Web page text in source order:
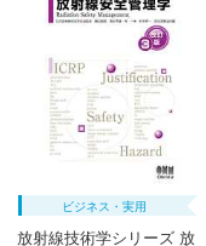
ビジネス・実用
放射線技術学シリーズ 放